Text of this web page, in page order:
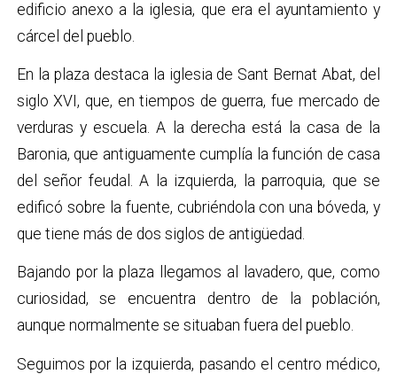
edificio anexo a la iglesia, que era el ayuntamiento y
cárcel del pueblo.
En la plaza destaca la iglesia de Sant Bernat Abat, del
siglo XVI, que, en tiempos de guerra, fue mercado de
verduras y escuela. A la derecha está la casa de la
Baronia, que antiguamente cumplía la función de casa
del señor feudal. A la izquierda, la parroquia, que se
edificó sobre la fuente, cubriéndola con una bóveda, y
que tiene más de dos siglos de antigüedad.
Bajando por la plaza llegamos al lavadero, que, como
curiosidad, se encuentra dentro de la población,
aunque normalmente se situaban fuera del pueblo.
Seguimos por la izquierda, pasando el centro médico,